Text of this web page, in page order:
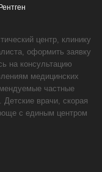
Рентген
центр, клинику
оформить заявку
на консультацию
медицинских
частные
врачи, скорая
с единым центром